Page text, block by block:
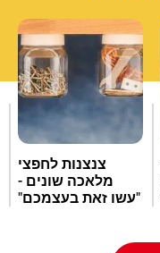
צנצנות לחפצי
מלאכה שונים -
"עשו זאת בעצמכם"